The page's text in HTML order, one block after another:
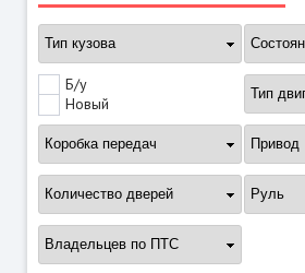
Б/у
Новый